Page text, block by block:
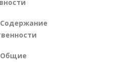
Содержание
Общие